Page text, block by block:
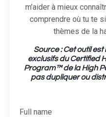
m’aider à mieux
comprendre où tu te
thèmes de la
Source : Cet outil
exclusifs du Certified
Program™ de la High
pas dupliquer ou
Full name